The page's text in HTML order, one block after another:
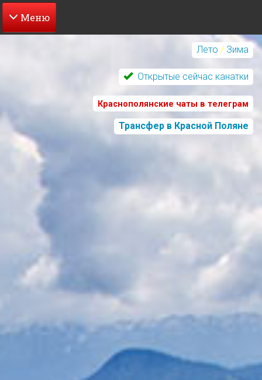
Перейти
Лето / Зима
Открытые сейчас канатки
Краснополянские чаты в телеграм
Трансфер в Красной Поляне